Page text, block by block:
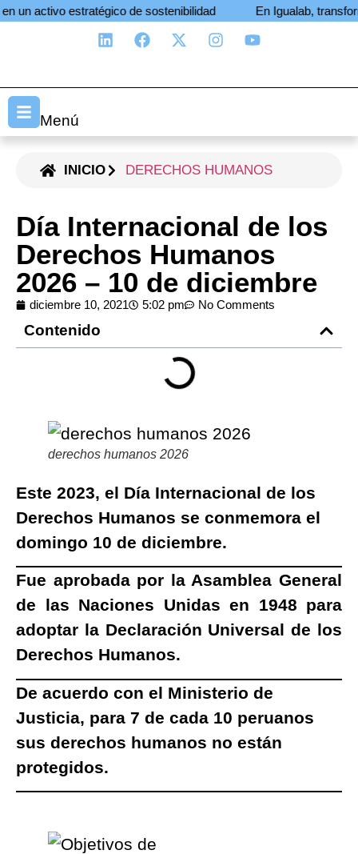
de sostenibilidad En Igualab, transformamos el
Menú
INICIO DERECHOS HUMANOS
Día Internacional de los
Derechos Humanos
2026 – 10 de diciembre
diciembre 10, 2021 5:02 pm No Comments
Contenido
derechos humanos 2026
Este 2023, el Día Internacional de los
Derechos Humanos se conmemora el
domingo 10 de diciembre.
Fue aprobada por la Asamblea General
de las Naciones Unidas en 1948 para
adoptar la Declaración Universal de los
Derechos Humanos.
De acuerdo con el Ministerio de
Justicia, para 7 de cada 10 peruanos
sus derechos humanos no están
protegidos.